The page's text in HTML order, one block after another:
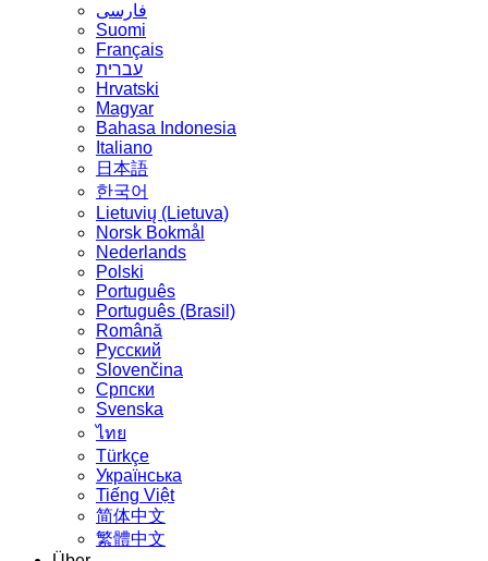
فارسی
Suomi
Français
עברית
Hrvatski
Magyar
Bahasa Indonesia
Italiano
日本語
한국어
Lietuvių (Lietuva)
‪Norsk Bokmål‬
Nederlands
Polski
Português
Português (Brasil)
Română
Русский
Slovenčina
Српски
Svenska
ไทย
Türkçe
Українська
Tiếng Việt
简体中文
繁體中文